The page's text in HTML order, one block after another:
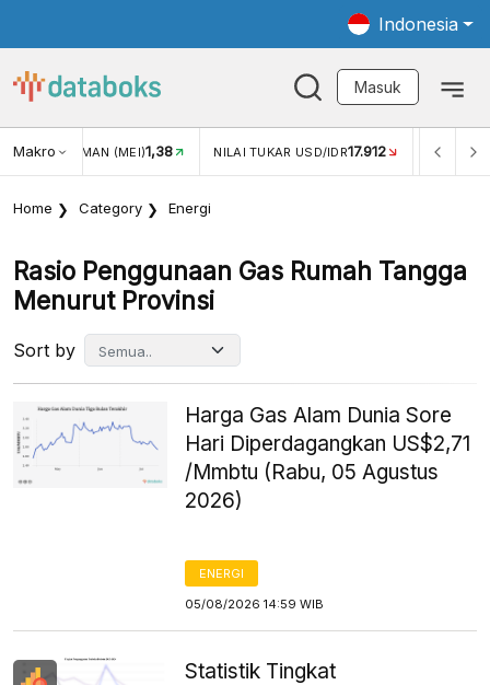
Indonesia
Masuk
MakroWISMAN (MEI)1,38 NILAI TUKAR USD/IDR17.912 INFLASI
Home Category Energi
Rasio Penggunaan Gas Rumah Tangga
Menurut Provinsi
Sort by
Harga Gas Alam Dunia Sore
Hari Diperdagangkan US$2,71
/Mmbtu (Rabu, 05 Agustus
2026)
ENERGI
05/08/2026 14:59 WIB
Statistik Tingkat